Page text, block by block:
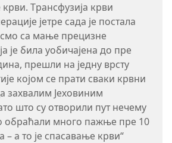
Трансфузија крви
јетре сада је постала
смо са мање прецизне
је била уобичајена до пре
прешли на једну врсту
којом се прати сваки крвни
захвалим Јеховиним
што су отворили пут нечему
обраћали много пажње пре 10
– а то је спасавање крви“